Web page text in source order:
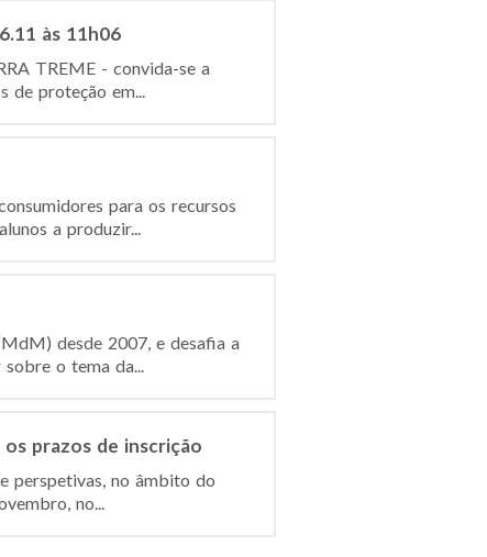
às 11h06
TREME - convida-se a
de proteção em...
para os recursos
a produzir...
desde 2007, e desafia a
o tema da...
prazos de inscrição
perspetivas, no âmbito do
no...